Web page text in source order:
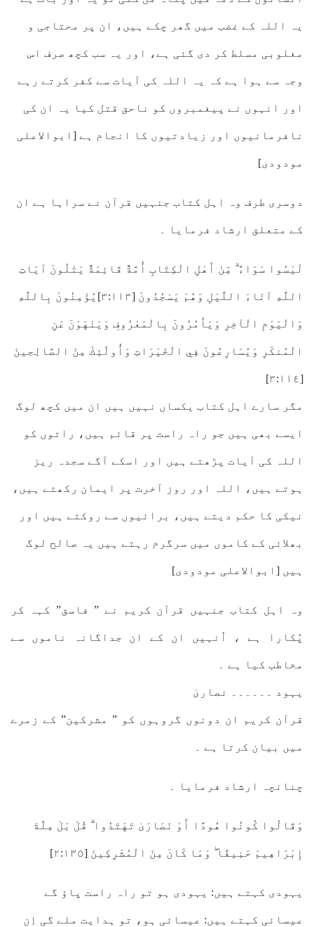
یہ اللہ کے غضب میں گھر چکے ہیں، ان پر محتاجی و
مغلوبی مسلط کر دی گئی ہے، اور یہ سب کچھ صرف اس
وجہ سے ہوا ہے کہ یہ اللہ کی آیات سے کفر کرتے رہے
اور انہوں نے پیغمبروں کو ناحق قتل کیا یہ ان کی
نافرمانیوں اور زیادتیوں کا انجام ہے [ابوالاعلی
مودودی]
دوسری طرف وہ اہل کتاب جنہیں قرآن نے سراہا ہے ان
کے متعلق ارشاد فرمایا ۔
لَيْسُوا سَوَاءً ۗ مِّنْ أَهْلِ الْكِتَابِ أُمَّةٌ قَائِمَةٌ يَتْلُونَ آيَاتِ
اللَّهِ آنَاءَ اللَّيْلِ وَهُمْ يَسْجُدُونَ [٣:١١٣]يُؤْمِنُونَ بِاللَّهِ
وَالْيَوْمِ الْآخِرِ وَيَأْمُرُونَ بِالْمَعْرُوفِ وَيَنْهَوْنَ عَنِ
الْمُنكَرِ وَيُسَارِعُونَ فِي الْخَيْرَاتِ وَأُولَٰئِكَ مِنَ الصَّالِحِينَ
[٣:١١٤]
مگر سارے اہل کتاب یکساں نہیں ہیں ان میں کچھ لوگ
ایسے بھی ہیں جو راہ راست پر قائم ہیں، راتوں کو
اللہ کی آیات پڑھتے ہیں اور اسکے آگے سجدہ ریز
ہوتے ہیں، اللہ اور روز آخرت پر ایمان رکھتے ہیں،
نیکی کا حکم دیتے ہیں، برائیوں سے روکتے ہیں اور
بھلائی کے کاموں میں سرگرم رہتے ہیں یہ صالح لوگ
ہیں [ابوالاعلی مودودی]
وہ اہل کتاب جنہیں قرآن کریم نے ” فاسق” کہہ کر
پُکارا ہے ، اُنہیں ان کے ان جداگانہ ناموں سے
مخاطب کیا ہے ۔
یہود ۔۔۔۔۔۔ نصاریٰ
قرآن کریم ان دونوں گروہوں کو ” مشرکین” کے زمرے
میں بیان کرتا ہے ۔
چنانچہ ارشاد فرمایا ۔
وَقَالُوا كُونُوا هُودًا أَوْ نَصَارَىٰ تَهْتَدُوا ۗ قُلْ بَلْ مِلَّةَ
إِبْرَاهِيمَ حَنِيفًا ۖ وَمَا كَانَ مِنَ الْمُشْرِكِينَ [٢:١٣٥]
یہودی کہتے ہیں: یہودی ہو تو راہ راست پاؤ گے
عیسائی کہتے ہیں: عیسائی ہو، تو ہدایت ملے گی اِن